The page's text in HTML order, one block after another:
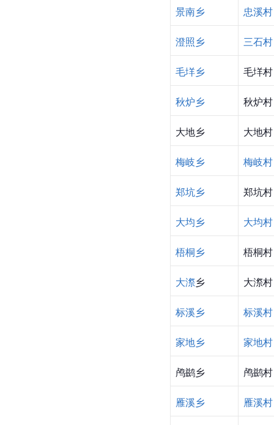
景南乡 忠溪村
澄照乡 三石村
毛垟乡 毛垟村
秋炉乡 秋炉村
大地乡 大地村
梅岐乡 梅岐村
郑坑乡 郑坑村
大均乡 大均村
梧桐乡 梧桐村
大漈乡 大漈村
标溪乡 标溪村
家地乡 家地村
鸬鹚乡 鸬鹚村
雁溪乡 雁溪村